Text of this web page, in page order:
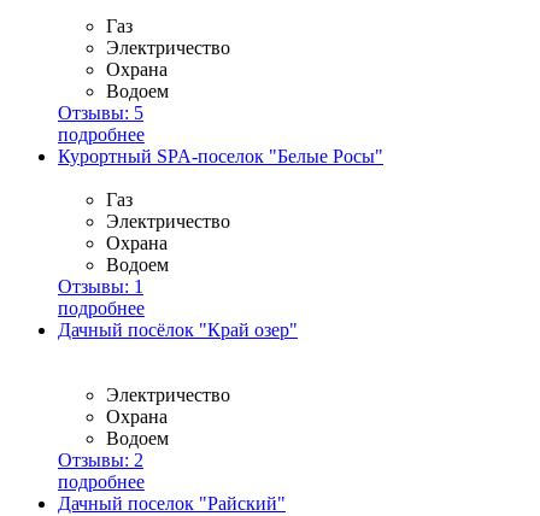
Газ
Электричество
Охрана
Водоем
Отзывы: 5
подробнее
Курортный SPA-поселок "Белые Росы"
Газ
Электричество
Охрана
Водоем
Отзывы: 1
подробнее
Дачный посёлок "Край озер"
Электричество
Охрана
Водоем
Отзывы: 2
подробнее
Дачный поселок "Райский"